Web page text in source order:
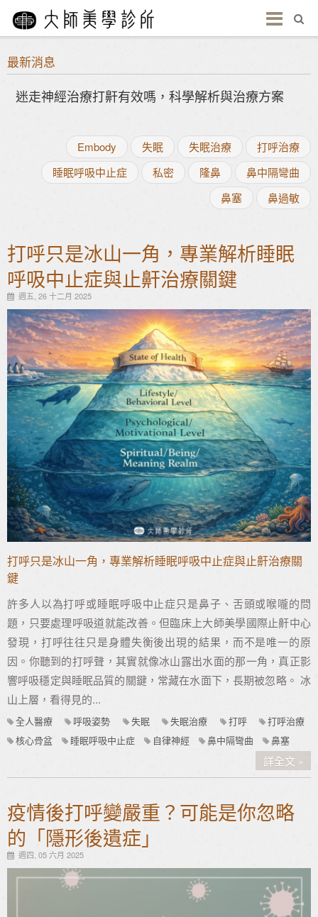
最新消息
迷走神經治療打鼾有效嗎，科學解析與治療方案
Embody 失眠 失眠治療
打呼治療
睡眠呼吸中止症
私密 隆鼻
鼻中隔彎曲
鼻塞
鼻過敏
打呼只是冰山一角，專業解析睡眠
呼吸中止症與止鼾治療關鍵
週五, 26 十二月 2025
打呼只是冰山一角，專業解析睡眠呼吸中止症與止鼾治療關
鍵
許多人以為打呼或睡眠呼吸中止症只是鼻子、舌頭或喉嚨的問
題，只要處理呼吸道就能改善。但臨床上大師美學國際止鼾中心
發現，打呼往往只是身體失衡後出現的結果，而不是唯一的原
因。你聽到的打呼聲，其實就像冰山露出水面的那一角，真正影
響呼吸穩定與睡眠品質的關鍵，常藏在水面下，長期被忽略。 冰
山上層，看得見的...
全人醫療 呼吸姿勢 失眠 失眠治療 打呼
打呼治療
核心骨盆
睡眠呼吸中止症 自律神經 鼻中隔彎曲 鼻塞
詳全文
疫情後打呼變嚴重？可能是你忽略
的「隱形後遺症」
週四, 05 六月 2025